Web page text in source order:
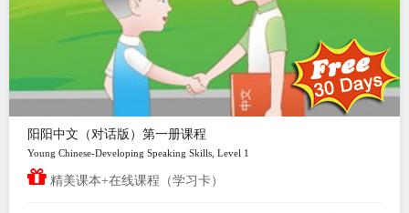
阳阳中文（对话版）第一册课程
Young Chinese-Developing Speaking Skills, Level 1
精美课本+在线课程（学习卡）